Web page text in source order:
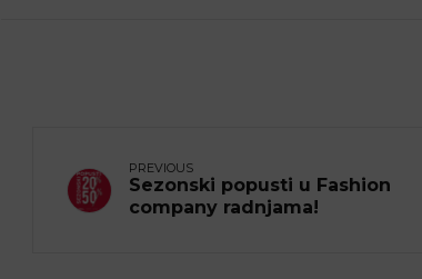
PREVIOUS
Sezonski popusti u Fashion
company radnjama!